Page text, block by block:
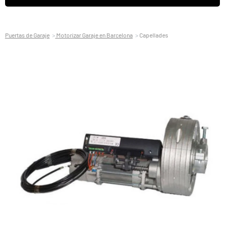
Puertas de Garaje Motorizar Garaje en Barcelona Capellades